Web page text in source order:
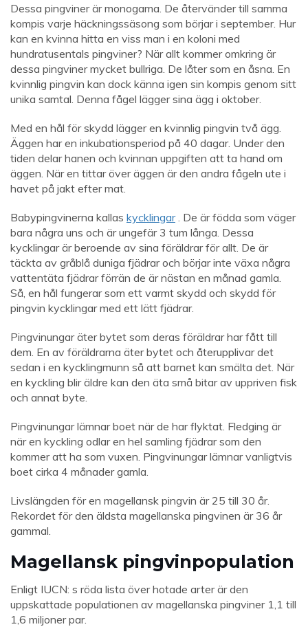
Dessa pingviner är monogama. De återvänder till samma
kompis varje häckningssäsong som börjar i september. Hur
kan en kvinna hitta en viss man i en koloni med
hundratusentals pingviner? När allt kommer omkring är
dessa pingviner mycket bullriga. De låter som en åsna. En
kvinnlig pingvin kan dock känna igen sin kompis genom sitt
unika samtal. Denna fågel lägger sina ägg i oktober.
Med en hål för skydd lägger en kvinnlig pingvin två ägg.
Äggen har en inkubationsperiod på 40 dagar. Under den
tiden delar hanen och kvinnan uppgiften att ta hand om
äggen. När en tittar över äggen är den andra fågeln ute i
havet på jakt efter mat.
Babypingvinerna kallas kycklingar. De är födda som väger
bara några uns och är ungefär 3 tum långa. Dessa
kycklingar är beroende av sina föräldrar för allt. De är
täckta av gråblå duniga fjädrar och börjar inte växa några
vattentäta fjädrar förrän de är nästan en månad gamla.
Så, en hål fungerar som ett varmt skydd och skydd för
pingvin kycklingar med ett lätt fjädrar.
Pingvinungar äter bytet som deras föräldrar har fått till
dem. En av föräldrarna äter bytet och återupplivar det
sedan i en kycklingmunn så att barnet kan smälta det. När
en kyckling blir äldre kan den äta små bitar av uppriven fisk
och annat byte.
Pingvinungar lämnar boet när de har flyktat. Fledging är
när en kyckling odlar en hel samling fjädrar som den
kommer att ha som vuxen. Pingvinungar lämnar vanligtvis
boet cirka 4 månader gamla.
Livslängden för en magellansk pingvin är 25 till 30 år.
Rekordet för den äldsta magellanska pingvinen är 36 år
gammal.
Magellansk pingvinpopulation
Enligt IUCN: s röda lista över hotade arter är den
uppskattade populationen av magellanska pingviner 1,1 till
1,6 miljoner par.